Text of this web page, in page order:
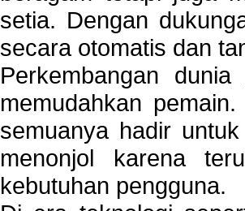
setia. Dengan
secara otomatis dan
Perkembangan
memudahkan
semuanya hadir
menonjol karena
kebutuhan pengguna.